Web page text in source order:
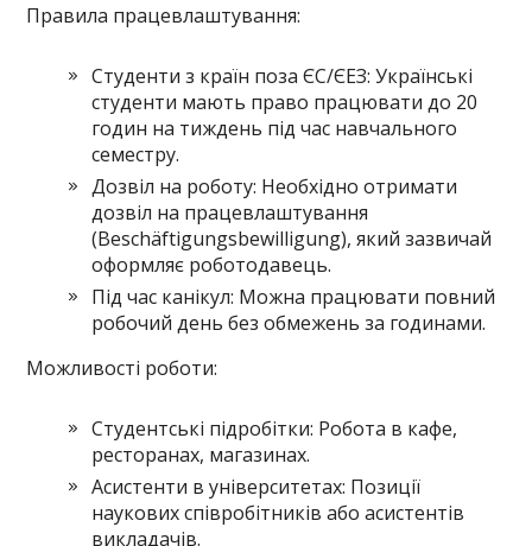
Правила працевлаштування:
Студенти з країн поза ЄС/ЄЕЗ: Українські
студенти мають право працювати до 20
годин на тиждень під час навчального
семестру.
Дозвіл на роботу: Необхідно отримати
дозвіл на працевлаштування
(Beschäftigungsbewilligung), який зазвичай
оформляє роботодавець.
Під час канікул: Можна працювати повний
робочий день без обмежень за годинами.
Можливості роботи:
Студентські підробітки: Робота в кафе,
ресторанах, магазинах.
Асистенти в університетах: Позиції
наукових співробітників або асистентів
викладачів.